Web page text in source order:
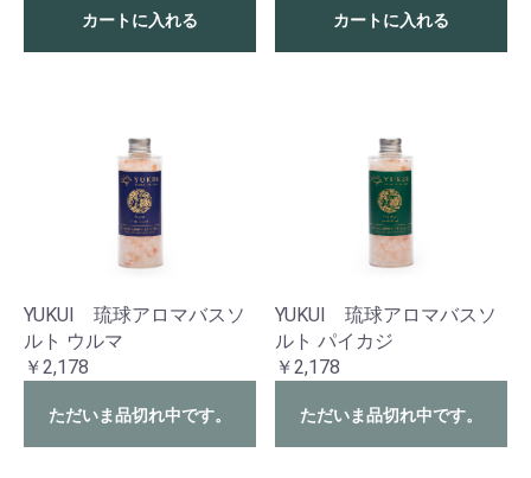
カートに入れる カートに入れる
YUKUI 琉球アロマバスソ
ルト ウルマ
￥2,178
ただいま品切れ中です。
YUKUI 琉球アロマバスソ
ルト パイカジ
￥2,178
ただいま品切れ中です。